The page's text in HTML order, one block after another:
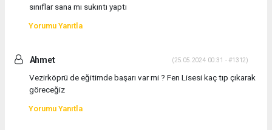
sınıflar sana mı sukıntı yaptı
Yorumu Yanıtla
Ahmet (25.05.2024 00:31 - #1312)
Vezirköprü de eğitimde başarı var mi ? Fen Lisesi kaç tıp çıkarak
göreceğiz
Yorumu Yanıtla